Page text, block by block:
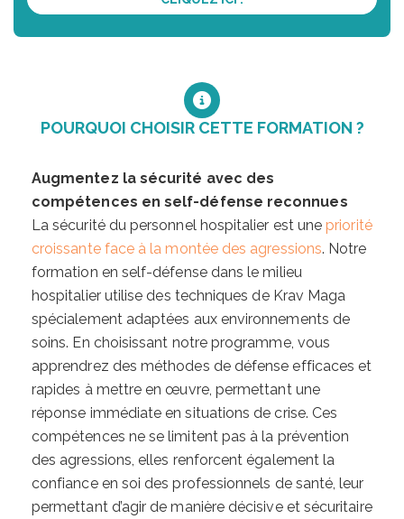
POURQUOI CHOISIR CETTE FORMATION ?
Augmentez la sécurité avec des
compétences en self-défense reconnues
La sécurité du personnel hospitalier est unepriorité
croissante face à la montée des agressions. Notre
formation en self-défense dans le milieu
hospitalier utilise des techniques de Krav Maga
spécialement adaptées aux environnements de
soins. En choisissant notre programme, vous
apprendrez des méthodes de défense efficaces et
rapides à mettre en œuvre, permettant une
réponse immédiate en situations de crise. Ces
compétences ne se limitent pas à la prévention
des agressions, elles renforcent également la
confiance en soi des professionnels de santé, leur
permettant d’agir de manière décisive et sécuritaire